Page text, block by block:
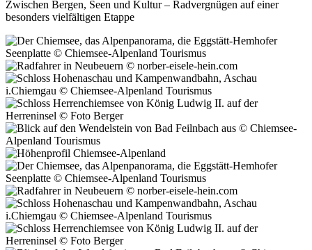
Zwischen Bergen, Seen und Kultur – Radvergnügen auf einer
besonders vielfältigen Etappe